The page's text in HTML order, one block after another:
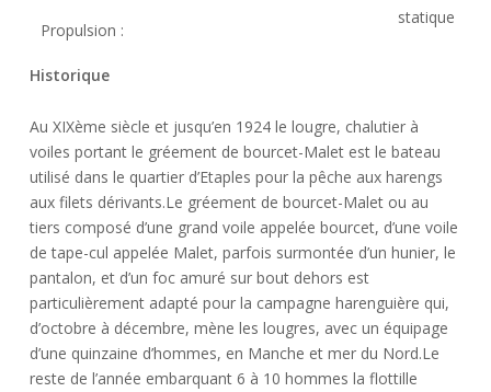
Propulsion :
statique
Historique
Au XIXème siècle et jusqu’en 1924 le lougre, chalutier à
voiles portant le gréement de bourcet-Malet est le bateau
utilisé dans le quartier d’Etaples pour la pêche aux harengs
aux filets dérivants.Le gréement de bourcet-Malet ou au
tiers composé d’une grand voile appelée bourcet, d’une voile
de tape-cul appelée Malet, parfois surmontée d’un hunier, le
pantalon, et d’un foc amuré sur bout dehors est
particulièrement adapté pour la campagne harenguière qui,
d’octobre à décembre, mène les lougres, avec un équipage
d’une quinzaine d’hommes, en Manche et mer du Nord.Le
reste de l’année embarquant 6 à 10 hommes la flottille